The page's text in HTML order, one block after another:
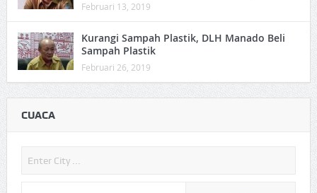
Februari 13, 2019
Kurangi Sampah Plastik, DLH Manado Beli
Sampah Plastik
Februari 26, 2019
CUACA